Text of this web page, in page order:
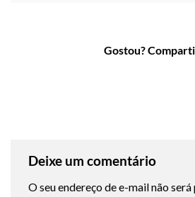
Gostou?
Deixe um comentário
O seu endereço de e-mail não